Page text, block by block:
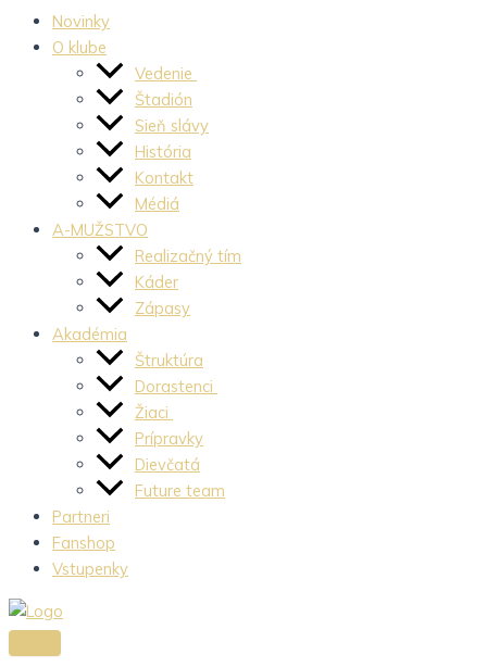
Novinky
O klube
Vedenie
Štadión
Sieň slávy
História
Kontakt
Médiá
A-MUŽSTVO
Realizačný tím
Káder
Zápasy
Akadémia
Štruktúra
Dorastenci
Žiaci
Prípravky
Dievčatá
Future team
Partneri
Fanshop
Vstupenky